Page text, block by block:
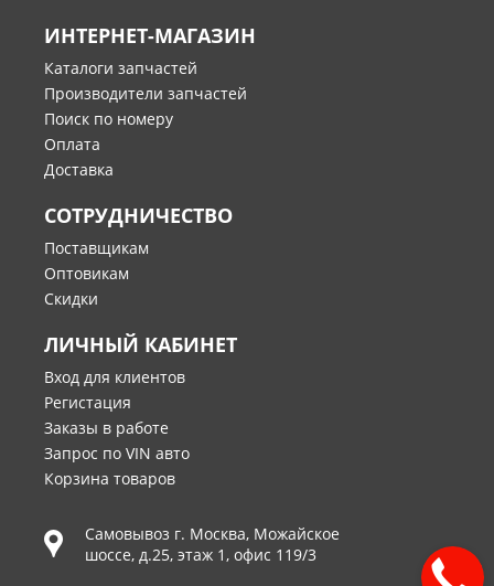
ИНТЕРНЕТ-МАГАЗИН
Каталоги запчастей
Производители запчастей
Поиск по номеру
Оплата
Доставка
СОТРУДНИЧЕСТВО
Поставщикам
Оптовикам
Скидки
ЛИЧНЫЙ КАБИНЕТ
Вход для клиентов
Регистация
Заказы в работе
Запрос по VIN авто
Корзина товаров
Самовывоз г. Москва, Можайское
шоссе, д.25, этаж 1, офис 119/3